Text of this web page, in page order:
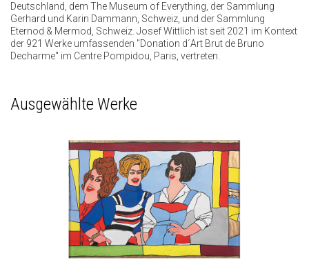
Deutschland, dem The Museum of Everything, der Sammlung
Gerhard und Karin Dammann, Schweiz, und der Sammlung
Eternod & Mermod, Schweiz. Josef Wittlich ist seit 2021 im Kontext
der 921 Werke umfassenden "Donation d´Art Brut de Bruno
Decharme" im Centre Pompidou, Paris, vertreten.
Ausgewählte Werke